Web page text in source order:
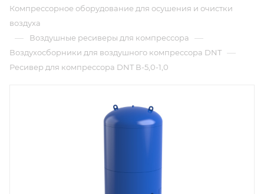
Компрессорное оборудование для осушения и очистки
воздуха
— Воздушные ресиверы для компрессора —
Воздухосборники для воздушного компрессора DNT —
Ресивер для компрессора DNT В-5,0-1,0